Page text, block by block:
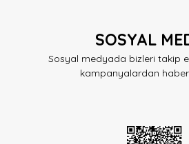
SOSYAL
Sosyal medyada bizleri takip
kampanyalardan